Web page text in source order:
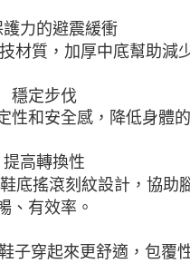
護力的避震緩衝
材質，加厚中底幫助減
穩定步伐
性和安全感，降低身體
提高轉換性
底搖滾刻紋設計，協助
、有效率。
子穿起來更舒適，包覆